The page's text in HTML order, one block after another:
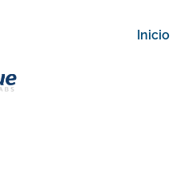
Inicio